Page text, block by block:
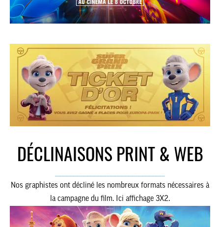
DÉCLINAISONS PRINT & WEB
Nos graphistes ont décliné les nombreux formats nécessaires à
la campagne du film. Ici affichage 3X2.